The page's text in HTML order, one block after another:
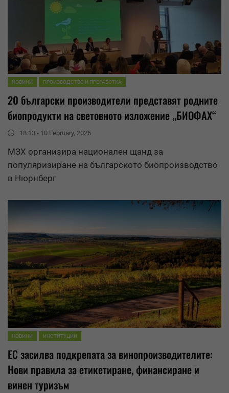
НОВИНИ ПРОИЗВОДСТВО И ПРЕРАБОТКА
20 български производители представят родните
биопродукти на световното изложение „БИОФАХ“
18:13 - 10 February, 2026
МЗХ организира национален щанд за
популяризиране на българското биопроизводство
в Нюрнберг
НОВИНИ ИНСТИТУЦИИ
ЕС засилва подкрепата за винопроизводителите:
Нови правила за етикетиране, финансиране и
винен туризъм